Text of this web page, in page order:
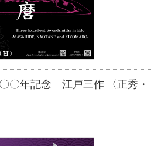
〇年記念 江戸三作 〈正秀・